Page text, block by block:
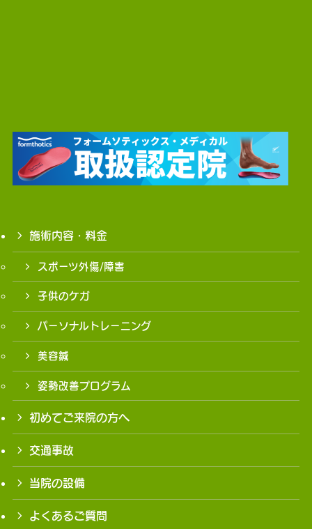
施術内容・料金
スポーツ外傷/障害
子供のケガ
パーソナルトレーニング
美容鍼
姿勢改善プログラム
初めてご来院の方へ
交通事故
当院の設備
よくあるご質問